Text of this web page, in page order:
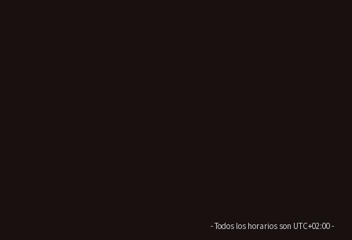
- Todos los horarios son UTC+02:00-